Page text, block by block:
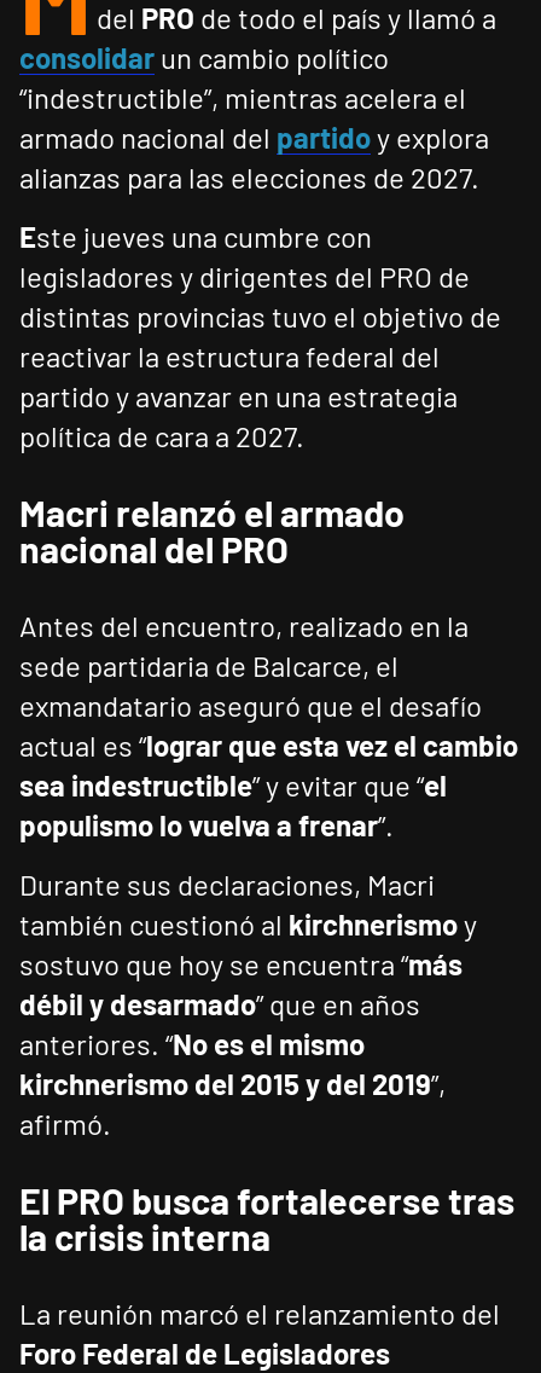
del PRO de todo el país y llamó a
consolidar un cambio político
“indestructible”, mientras acelera el
armado nacional del partidoy explora
alianzas para las elecciones de 2027.
Este jueves una cumbre con
legisladores y dirigentes del PRO de
distintas provincias tuvo el objetivo de
reactivar la estructura federal del
partido y avanzar en una estrategia
política de cara a 2027.
Macri relanzó el armado
nacional del PRO
Antes del encuentro, realizado en la
sede partidaria de Balcarce, el
exmandatario aseguró que el desafío
actual es “lograr que esta vez el cambio
sea indestructible” y evitar que “el
populismo lo vuelva a frenar”.
Durante sus declaraciones, Macri
también cuestionó al kirchnerismoy
sostuvo que hoy se encuentra “más
débil y desarmado” que en años
anteriores. “No es el mismo
kirchnerismo del 2015 y del 2019”,
afirmó.
El PRO busca fortalecerse tras
la crisis interna
La reunión marcó el relanzamiento del
Foro Federal de Legisladores